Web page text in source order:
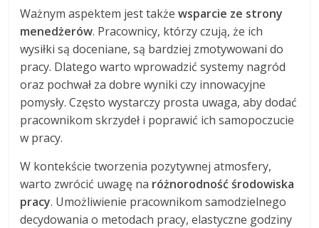
Ważnym aspektem jest takżewsparcie ze strony
menedżerów. Pracownicy, którzy czują, że ich
wysiłki są doceniane, są bardziej zmotywowani do
pracy. Dlatego warto wprowadzić systemy nagród
oraz pochwał za dobre wyniki czy innowacyjne
pomysły. Często wystarczy prosta uwaga, aby dodać
pracownikom skrzydeł i poprawić ich samopoczucie
w pracy.
W kontekście tworzenia pozytywnej atmosfery,
warto zwrócić uwagę na różnorodność środowiska
pracy. Umożliwienie pracownikom samodzielnego
decydowania o metodach pracy, elastyczne godziny